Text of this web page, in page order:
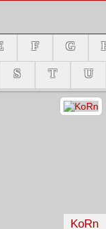
F G
S T U
KoRn